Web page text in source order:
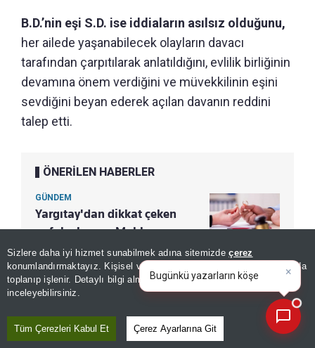
Sizlere daha iyi hizmet sunabilmek adına sitemizdeçerez
konumlandırmaktayız. Kişisel verileriniz, KVKK ve GDPR kapsamında
toplanıp işlenir. Detaylı bilgi almak içinAydınlatma Metnimizi
inceleyebilirsiniz.
Tüm Çerezleri Kabul Et Çerez Ayarlarına Git
B.D.’nin eşi S.D. ise iddiaların asılsız olduğunu,
her ailede yaşanabilecek olayların davacı
tarafından çarpıtılarak anlatıldığını, evlilik birliğinin
devamına önem verdiğini ve müvekkilinin eşini
sevdiğini beyan ederek açılan davanın reddini
talep etti.
ÖNERİLEN HABERLER
GÜNDEM
Yargıtay'dan dikkat çeken
nafaka kararı: Mahkeme
hükmü bozuldu
×
Bugünkü yazarların köşe
yazılarını özetleyin!